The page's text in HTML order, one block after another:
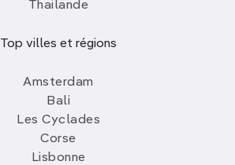
Thailande
Top villes et régions
Amsterdam
Bali
Les Cyclades
Corse
Lisbonne